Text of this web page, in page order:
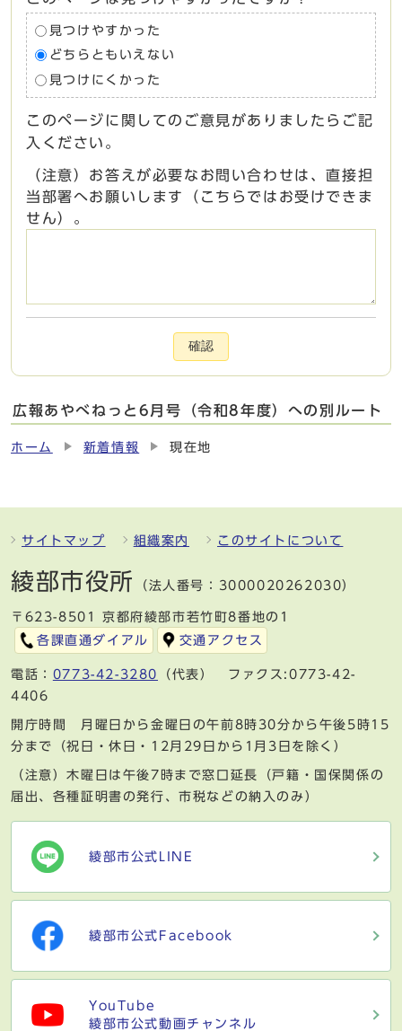
見つけやすかった
どちらともいえない
見つけにくかった
このページに関してのご意見がありましたらご記
入ください。
（注意）お答えが必要なお問い合わせは、直接担
当部署へお願いします（こちらではお受けできま
せん）。
確認
広報あやべねっと6月号（令和8年度）への別ルート
ホーム 新着情報 現在地
サイトマップ 組織案内 このサイトについて
綾部市役所 （法人番号：3000020262030）
〒623-8501 京都府綾部市若竹町8番地の1
各課直通ダイアル
交通アクセス
電話： 0773-42-3280
（代表） ファクス:0773-42-
4406
開庁時間 月曜日から金曜日の午前8時30分から午後5時15
分まで（祝日・休日・12月29日から1月3日を除く）
（注意）木曜日は午後7時まで窓口延長（戸籍・国保関係の
届出、各種証明書の発行、市税などの納入のみ）
綾部市公式LINE
綾部市公式Facebook
YouTube
綾部市公式動画チャンネル